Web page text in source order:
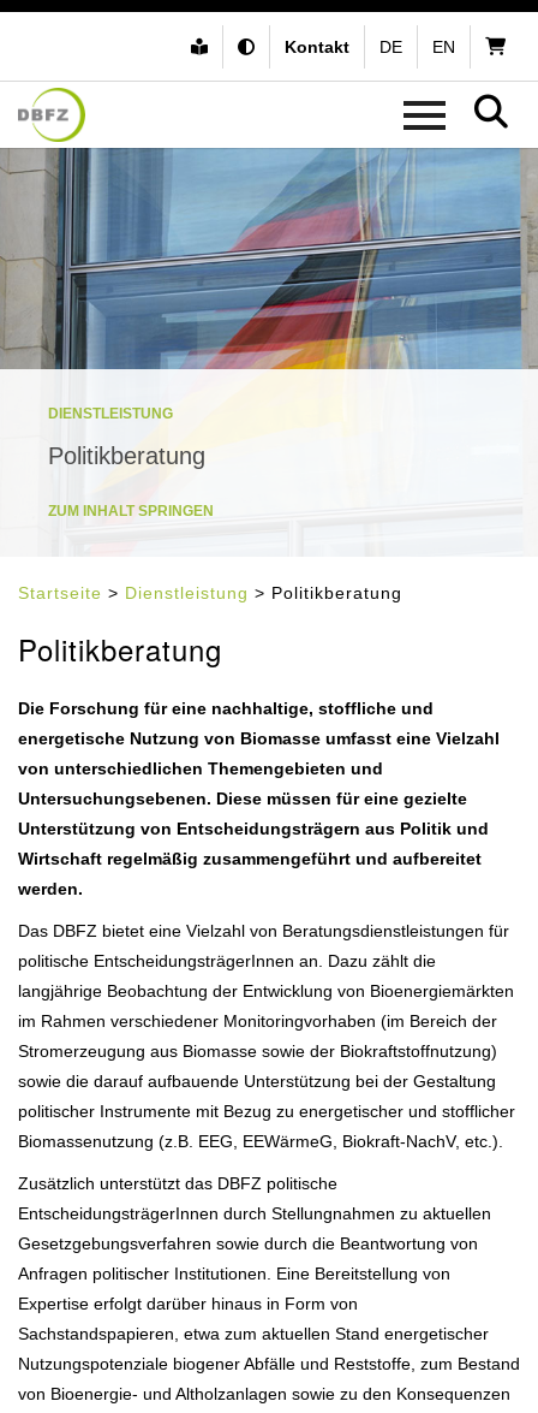
Kontakt DE EN
DIENSTLEISTUNG
Politikberatung
ZUM INHALT SPRINGEN
Startseite > Dienstleistung > Politikberatung
Politikberatung
Die Forschung für eine nachhaltige, stoffliche und
energetische Nutzung von Biomasse umfasst eine Vielzahl
von unterschiedlichen Themengebieten und
Untersuchungsebenen. Diese müssen für eine gezielte
Unterstützung von Entscheidungsträgern aus Politik und
Wirtschaft regelmäßig zusammengeführt und aufbereitet
werden.
Das DBFZ bietet eine Vielzahl von Beratungsdienstleistungen für
politische EntscheidungsträgerInnen an. Dazu zählt die
langjährige Beobachtung der Entwicklung von Bioenergiemärkten
im Rahmen verschiedener Monitoringvorhaben (im Bereich der
Stromerzeugung aus Biomasse sowie der Biokraftstoffnutzung)
sowie die darauf aufbauende Unterstützung bei der Gestaltung
politischer Instrumente mit Bezug zu energetischer und stofflicher
Biomassenutzung (z.B. EEG, EEWärmeG, Biokraft-NachV, etc.).
Zusätzlich unterstützt das DBFZ politische
EntscheidungsträgerInnen durch Stellungnahmen zu aktuellen
Gesetzgebungsverfahren sowie durch die Beantwortung von
Anfragen politischer Institutionen. Eine Bereitstellung von
Expertise erfolgt darüber hinaus in Form von
Sachstandspapieren, etwa zum aktuellen Stand energetischer
Nutzungspotenziale biogener Abfälle und Reststoffe, zum Bestand
von Bioenergie- und Altholzanlagen sowie zu den Konsequenzen